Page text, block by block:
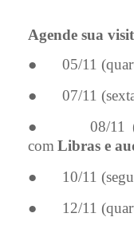
Agende sua
● 05/11
● 07/11
●
08/11
com Libras e
● 10/11
● 12/11